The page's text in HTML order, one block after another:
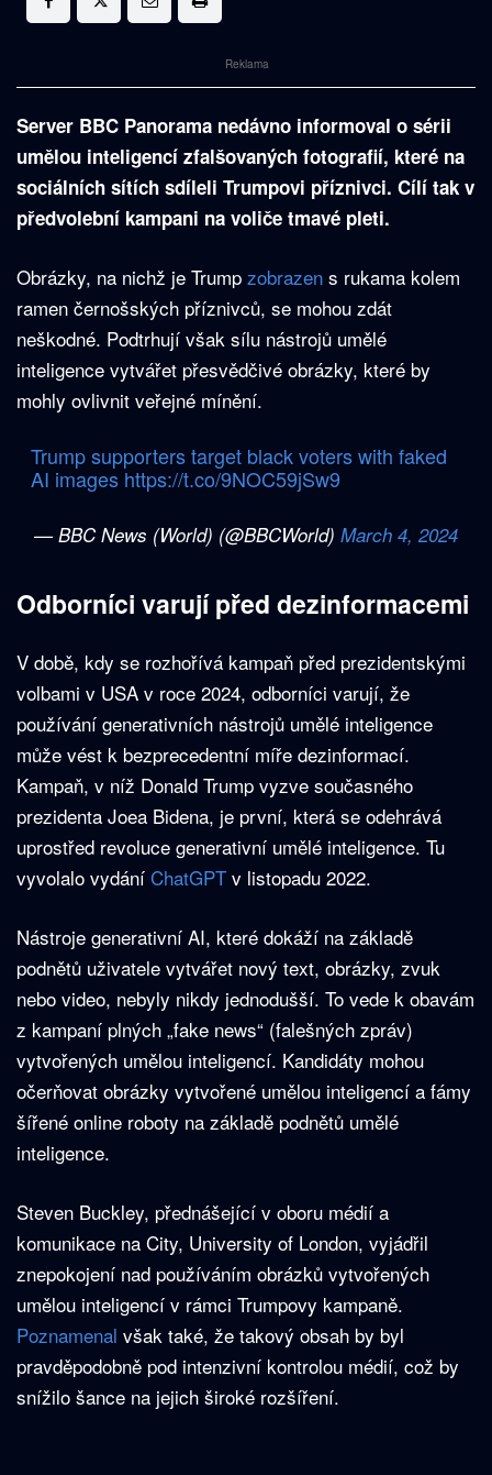
Reklama
Server BBC Panorama nedávno informoval o sérii
umělou inteligencí zfalšovaných fotografií, které na
sociálních sítích sdíleli Trumpovi příznivci. Cílí tak v
předvolební kampani na voliče tmavé pleti.
Obrázky, na nichž je Trump zobrazen s rukama kolem
ramen černošských příznivců, se mohou zdát
neškodné. Podtrhují však sílu nástrojů umělé
inteligence vytvářet přesvědčivé obrázky, které by
mohly ovlivnit veřejné mínění.
Trump supporters target black voters with faked
AI images https://t.co/9NOC59jSw9
— BBC News (World) (@BBCWorld) March 4, 2024
Odborníci varují před dezinformacemi
V době, kdy se rozhořívá kampaň před prezidentskými
volbami v USA v roce 2024, odborníci varují, že
používání generativních nástrojů umělé inteligence
může vést k bezprecedentní míře dezinformací.
Kampaň, v níž Donald Trump vyzve současného
prezidenta Joea Bidena, je první, která se odehrává
uprostřed revoluce generativní umělé inteligence. Tu
vyvolalo vydání ChatGPT v listopadu 2022.
Nástroje generativní AI, které dokáží na základě
podnětů uživatele vytvářet nový text, obrázky, zvuk
nebo video, nebyly nikdy jednodušší. To vede k obavám
z kampaní plných „fake news“ (falešných zpráv)
vytvořených umělou inteligencí. Kandidáty mohou
očerňovat obrázky vytvořené umělou inteligencí a fámy
šířené online roboty na základě podnětů umělé
inteligence.
Steven Buckley, přednášející v oboru médií a
komunikace na City, University of London, vyjádřil
znepokojení nad používáním obrázků vytvořených
umělou inteligencí v rámci Trumpovy kampaně.
Poznamenal však také, že takový obsah by byl
pravděpodobně pod intenzivní kontrolou médií, což by
snížilo šance na jejich široké rozšíření.